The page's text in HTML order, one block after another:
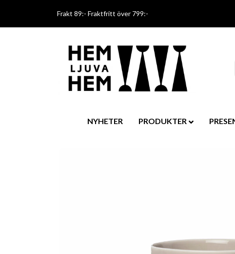
Frakt 89:- Fraktfritt över 799:-
NYHETER PRODUKTER